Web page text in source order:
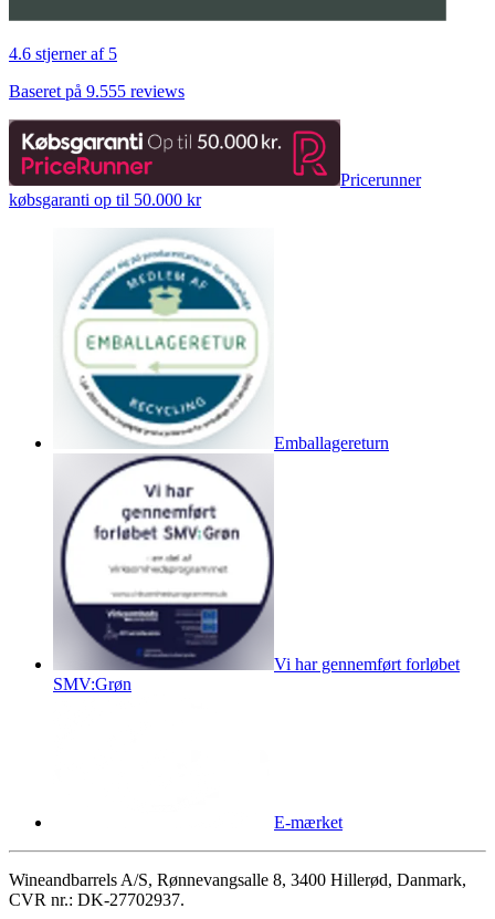
4.6 stjerner af 5
Baseret på 9.555 reviews
Pricerunner
købsgaranti op til 50.000 kr
Emballagereturn
Vi har gennemført forløbet
SMV:Grøn
E-mærket
Wineandbarrels A/S, Rønnevangsalle 8, 3400 Hillerød, Danmark,
CVR nr.: DK-27702937.